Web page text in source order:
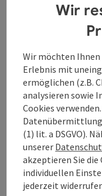
Kontakt
Anreise/Lage
Eignung
Wir
Wir möchten Ihnen
Erlebnis mit
ermöglichen (z.B.
analysieren sowie
Cookies
(1) lit. a DSGVO).
unserer
akzeptieren Sie die
individuellen
jederzeit